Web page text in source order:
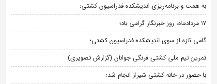
به همت و برنامه‌ریزی اندیشکده فدراسیون کشتی؛
۱۷ مردادماه، روز خبرنگار گرامی باد؛
گامی تازه از سوی اندیشکده فدراسیون کشتی؛
تمرین تیم ملی کشتی فرنگی جوانان (گزارش تصویری)
با حضور در خانه کشتی شیراز انجام شد؛